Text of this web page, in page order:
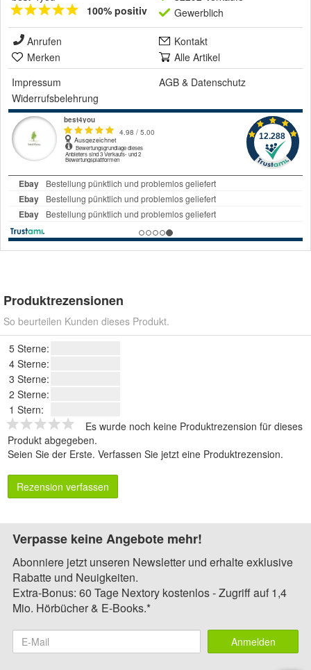
100% positiv
Gewerblich
Anrufen
Kontakt
Merken
Alle Artikel
Impressum
AGB & Datenschutz
Widerrufsbelehrung
Produktrezensionen
So beurteilen Kunden dieses Produkt.
5 Sterne:
4 Sterne:
3 Sterne:
2 Sterne:
1 Stern:
Es wurde noch keine Produktrezension für dieses
Produkt abgegeben.
Seien Sie der Erste. Verfassen Sie jetzt eine Produktrezension.
Rezension verfassen
Verpasse keine Angebote mehr!
Abonniere jetzt unseren Newsletter und erhalte exklusive
Rabatte und Neuigkeiten.
Extra-Bonus: 60 Tage Nextory kostenlos - Zugriff auf 1,4
Mio. Hörbücher & E-Books.*
Anmelden